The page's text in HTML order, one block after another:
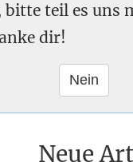
teil es uns
dir!
Neue